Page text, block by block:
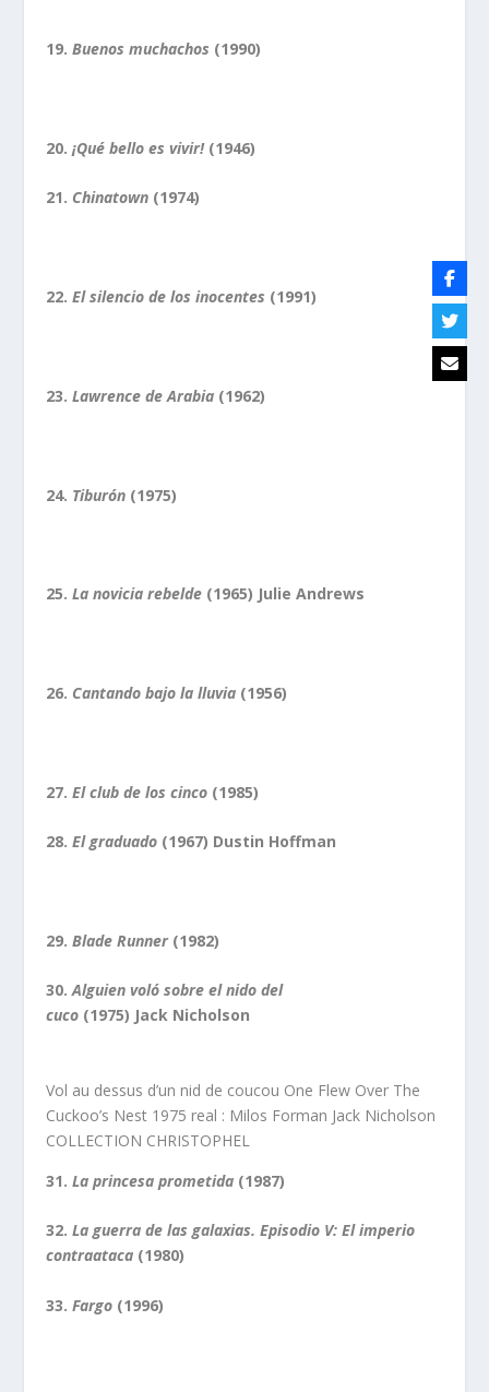
19.Buenos muchachos (1990)
20.¡Qué bello es vivir!(1946)
21. Chinatown (1974)
22.El silencio de los inocentes (1991)
23.Lawrence de Arabia (1962)
24. Tiburón (1975)
25.La novicia rebelde (1965) Julie Andrews
26. Cantando bajo la lluvia (1956)
27.El club de los cinco (1985)
28.El graduado (1967) Dustin Hoffman
29.Blade Runner(1982)
30.Alguien voló sobre el nido del
cuco (1975) Jack Nicholson
Vol au dessus d’un nid de coucou One Flew Over The
Cuckoo’s Nest 1975 real : Milos Forman Jack Nicholson
COLLECTION CHRISTOPHEL
31.La princesa prometida (1987)
32.La guerra de las galaxias. Episodio V: El imperio
contraataca (1980)
33.Fargo (1996)